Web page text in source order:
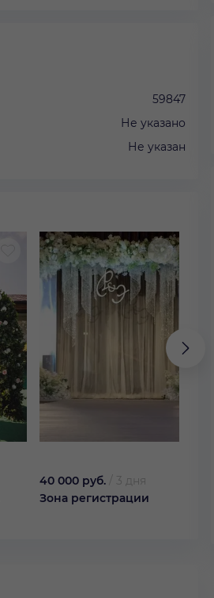
59847
Не указано
Не указан
40 000 руб.
3 дня
Зона регистрации
60